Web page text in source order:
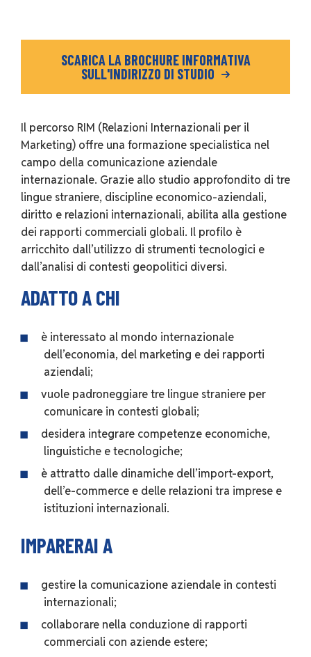
SCARICA LA BROCHURE INFORMATIVA
SULL'INDIRIZZO DI STUDIO
Il percorso RIM (Relazioni Internazionali per il
Marketing) offre una formazione specialistica nel
campo della comunicazione aziendale
internazionale. Grazie allo studio approfondito di tre
lingue straniere, discipline economico-aziendali,
diritto e relazioni internazionali, abilita alla gestione
dei rapporti commerciali globali. Il profilo è
arricchito dall’utilizzo di strumenti tecnologici e
dall’analisi di contesti geopolitici diversi.
ADATTO A CHI
è interessato al mondo internazionale
dell’economia, del marketing e dei rapporti
aziendali;
vuole padroneggiare tre lingue straniere per
comunicare in contesti globali;
desidera integrare competenze economiche,
linguistiche e tecnologiche;
è attratto dalle dinamiche dell’import-export,
dell’e-commerce e delle relazioni tra imprese e
istituzioni internazionali.
IMPARERAI A
gestire la comunicazione aziendale in contesti
internazionali;
collaborare nella conduzione di rapporti
commerciali con aziende estere;